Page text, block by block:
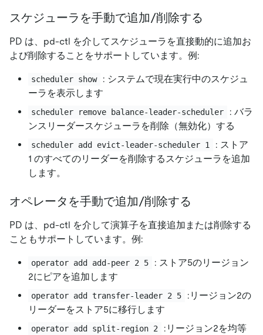
スケジューラを手動で追加/削除する
PD は、pd-ctl を介してスケジューラを直接動的に追加お
よび削除することをサポートしています。例:
scheduler show
: システムで現在実行中のスケジュ
ーラを表示します
scheduler remove balance-leader-scheduler
: バラ
ンスリーダースケジューラを削除（無効化）する
scheduler add evict-leader-scheduler 1
: ストア
1 のすべてのリーダーを削除するスケジューラを追加
します。
オペレータを手動で追加/削除する
PD は、pd-ctl を介して演算子を直接追加または削除する
こともサポートしています。例:
operator add add-peer 2 5
: ストア5のリージョン
2にピアを追加します
operator add transfer-leader 2 5
:リージョン2の
リーダーをストア5に移行します
operator add split-region 2
:リージョン2を均等